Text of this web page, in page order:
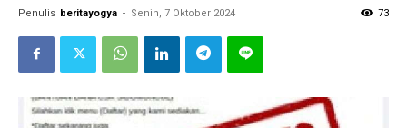
Penulis beritayogya - Senin, 7 Oktober 2024 73